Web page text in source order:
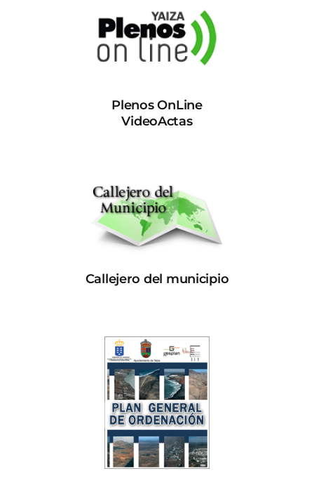
Plenos OnLine
VideoActas
Callejero del municipio